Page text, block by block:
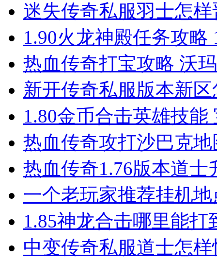
迷失传奇私服羽士怎
1.90火龙神殿任务攻略
热血传奇打宝攻略 沃
新开传奇私服版本新
1.80金币合击英雄技能
热血传奇攻打沙巴克
热血传奇1.76版本道士
一个老玩家推荐挂机地
1.85神龙合击哪里能
中变传奇私服道士怎